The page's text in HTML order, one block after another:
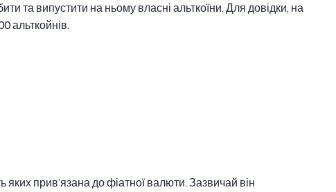
та випустити на ньому власні альткоїни. Для довідки, на
альткойнів.
прив’язана до фіатної валюти. Зазвичай він